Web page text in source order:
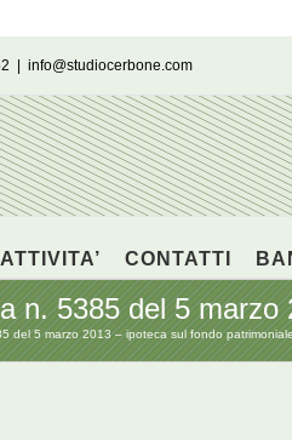
info@studiocerbone.com
ATTIVITA’ CONTATTI
n. 5385 del 5
del 5 marzo 2013 – ipoteca sul fondo